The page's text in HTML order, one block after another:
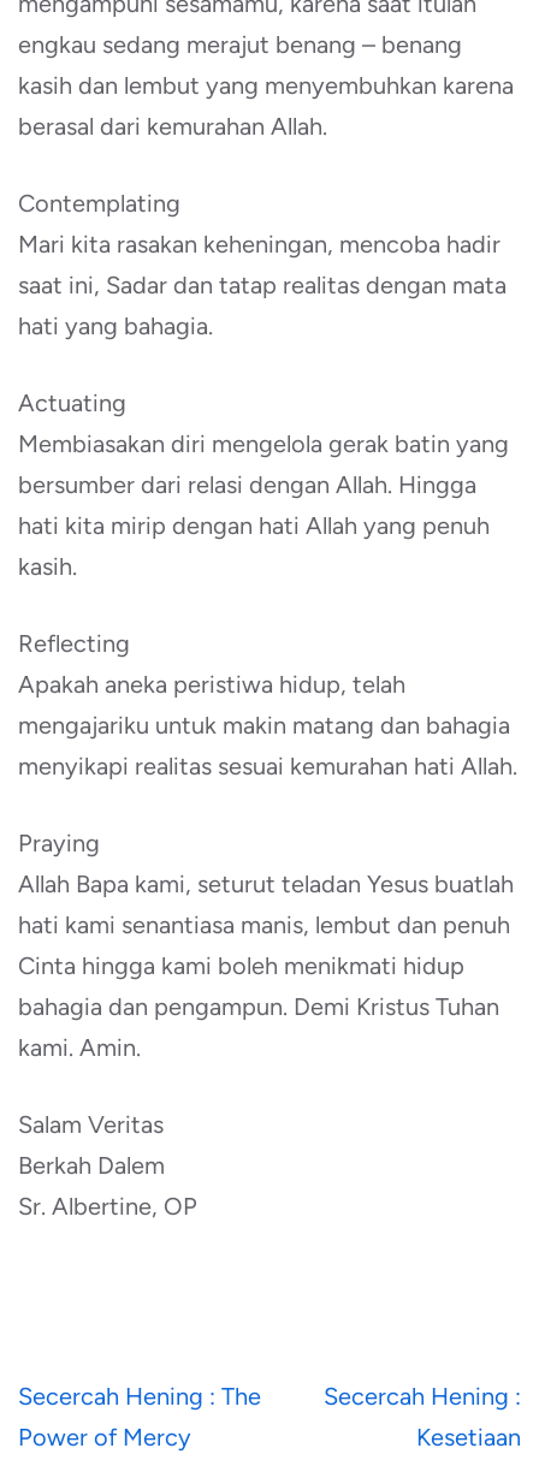
engkau sedang merajut benang – benang
kasih dan lembut yang menyembuhkan karena
berasal dari kemurahan Allah.
Contemplating
Mari kita rasakan keheningan, mencoba hadir
saat ini, Sadar dan tatap realitas dengan mata
hati yang bahagia.
Actuating
Membiasakan diri mengelola gerak batin yang
bersumber dari relasi dengan Allah. Hingga
hati kita mirip dengan hati Allah yang penuh
kasih.
Reflecting
Apakah aneka peristiwa hidup, telah
mengajariku untuk makin matang dan bahagia
menyikapi realitas sesuai kemurahan hati Allah.
Praying
Allah Bapa kami, seturut teladan Yesus buatlah
hati kami senantiasa manis, lembut dan penuh
Cinta hingga kami boleh menikmati hidup
bahagia dan pengampun. Demi Kristus Tuhan
kami. Amin.
Salam Veritas
Berkah Dalem
Sr. Albertine, OP
Navigasi
pos
Secercah Hening : The
Power of Mercy
Secercah Hening :
Kesetiaan